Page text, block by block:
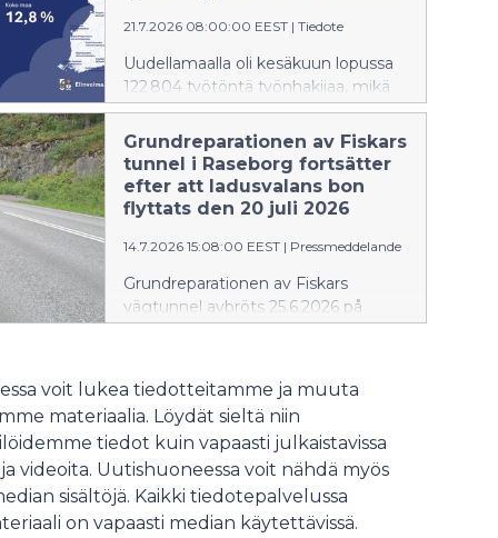
21.7.2026 08:00:00 EEST | Tiedote
Uudellamaalla oli kesäkuun lopussa
122 804 työtöntä työnhakijaa, mikä
on 6 595 enemmän kuin vuotta
aikaisemmin. Määrä nousi 5,7 %
verrattuna edellisvuoden
kesäkuuhun.
Grundreparationen av Fiskars
tunnel i Raseborg fortsätter
efter att ladusvalans bon
flyttats den 20 juli 2026
14.7.2026 15:08:00 EEST | Pressmeddelande
Grundreparationen av Fiskars
vägtunnel avbröts 25.6.2026 på
grund av en naturobservation som
voit lukea tiedotteitamme ja muuta
materiaalia. Löydät sieltä niin
tiedot kuin vapaasti julkaistavissa
videoita. Uutishuoneessa voit nähdä myös
sisältöjä. Kaikki tiedotepalvelussa
on vapaasti median käytettävissä.